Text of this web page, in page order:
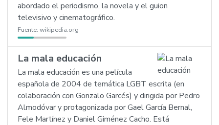
abordado el periodismo, la novela y el guion
televisivo y cinematográfico.
Fuente: wikipedia.org
La mala educación
La mala educación es una película
española de 2004 de temática LGBT escrita (en
colaboración con Gonzalo Garcés) y dirigida por Pedro
Almodóvar y protagonizada por Gael García Bernal,
Fele Martínez y Daniel Giménez Cacho. Está